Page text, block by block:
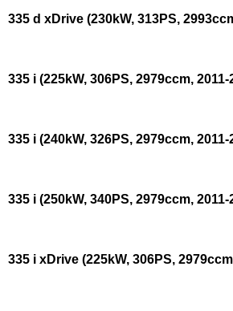
335 d xDrive (230kW, 313PS,
335 i (225kW, 306PS, 2979ccm, 2011-
335 i (240kW, 326PS, 2979ccm, 2011-
335 i (250kW, 340PS, 2979ccm, 2011-
335 i xDrive (225kW, 306PS,